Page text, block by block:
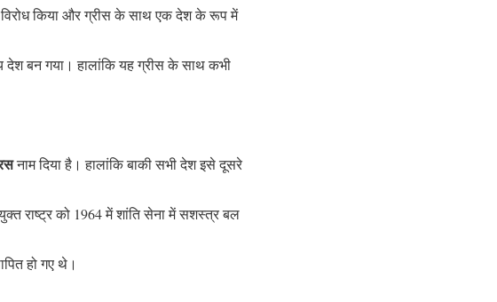
किया और ग्रीस के साथ एक देश के रूप में
देश बन गया। हालांकि यह ग्रीस के साथ कभी
नाम दिया है। हालांकि बाकी सभी देश इसे दूसरे
राष्ट्र को 1964 में शांति सेना में सशस्त्र बल
हो गए थे।